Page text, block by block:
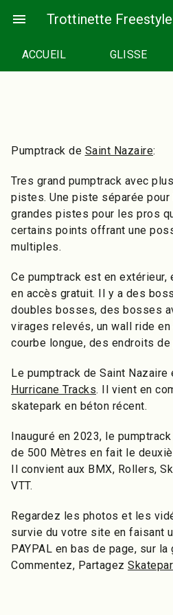
menu Trottinette
ACCUEIL GLISSE
Pumptrack de Saint Nazaire:
Tres grand pumptrack avec
pistes. Une piste séparée
grandes pistes pour les pros
certains points offrant une
multiples.
Ce pumptrack est en extérieur,
en accès gratuit. Il y a des
doubles bosses, des bosses
virages relevés, un wall ride
courbe longue, des endroits
Le pumptrack de Saint
Hurricane Tracks. Il vient en
skatepark en béton récent.
Inauguré en 2023, le
de 500 Mètres en fait le
Il convient aux BMX, Rollers,
VTT.
Regardez les photos et les
survie du votre site en faisant
PAYPAL en bas de page, sur la
Commentez, Partagez